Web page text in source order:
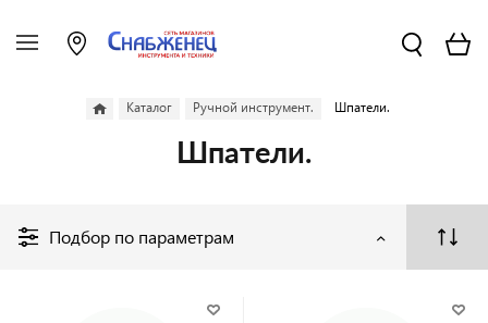
Каталог Ручной инструмент. Шпатели.
Шпатели.
Подбор по параметрам